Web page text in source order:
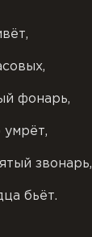
фонарь,
умрёт,
звонарь,
бьёт.